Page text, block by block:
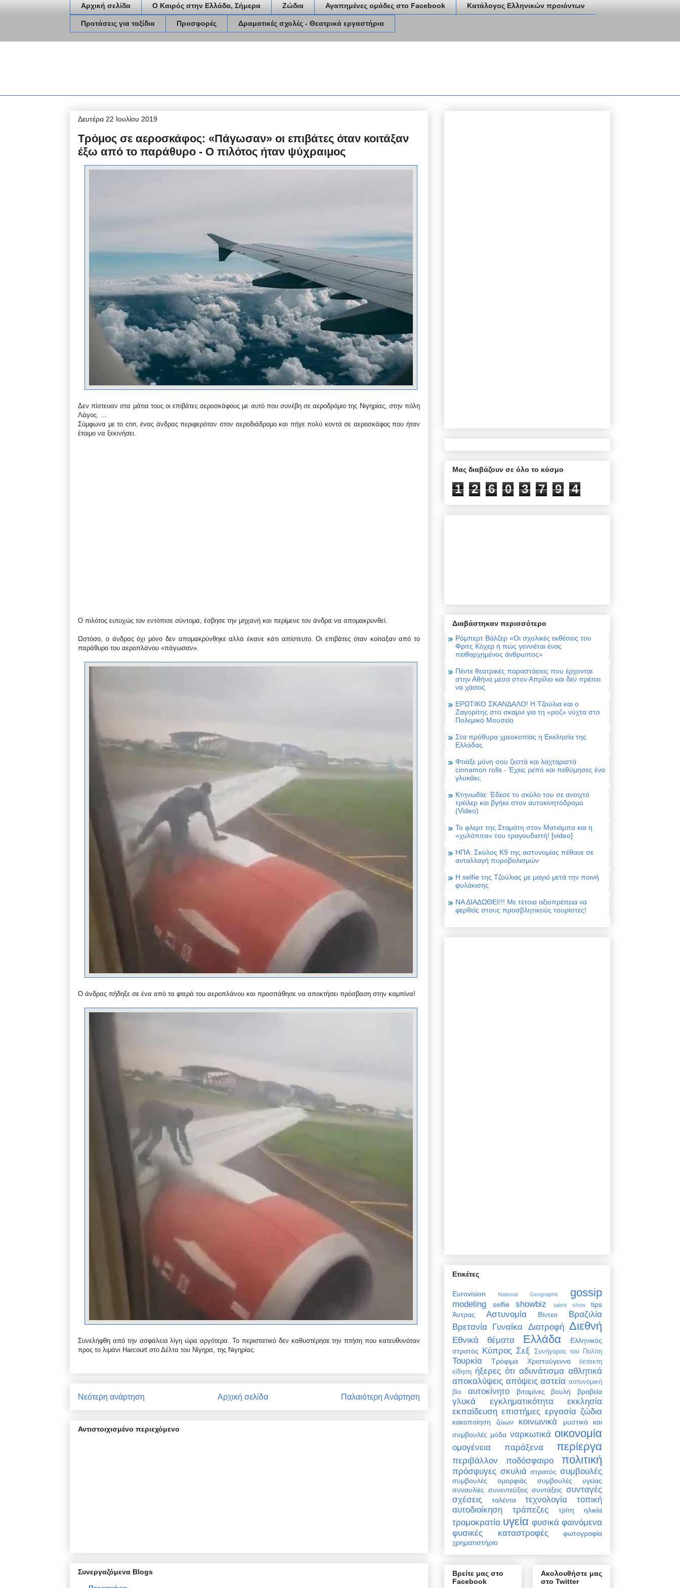
Αρχική σελίδα Ο Καιρός στην Ελλάδα, Σήμερα Ζώδια Αγαπημένες ομάδες στο Facebook Κατάλογος Ελληνικών προιόντων
Προτάσεις για ταξίδια Προσφορές Δραματικές σχολές - Θεατρικά εργαστήρια
Δευτέρα 22 Ιουλίου 2019
Τρόμος σε αεροσκάφος: «Πάγωσαν» οι επιβάτες όταν κοιτάξαν
έξω από το παράθυρο - Ο πιλότος ήταν ψύχραιμος
Δεν πίστευαν στα μάτια τους οι επιβάτες αεροσκάφους με αυτό που συνέβη σε αεροδρόμιο της Νιγηρίας, στην πόλη
Λάγος. ...
Σύμφωνα με το cnn, ένας άνδρας περιφερόταν στον αεροδιάδρομο και πήγε πολύ κοντά σε αεροσκάφος που ήταν
έτοιμο να ξεκινήσει.
Ο πιλότος ευτυχώς τον εντόπισε σύντομα, έσβησε την μηχανή και περίμενε τον άνδρα να απομακρυνθεί.
Ωστόσο, ο άνδρας όχι μόνο δεν απομακρύνθηκε αλλά έκανε κάτι απίστευτο. Οι επιβάτες όταν κοίταξαν από το
παράθυρο του αεροπλάνου «πάγωσαν».
Ο άνδρας πήδηξε σε ένα από τα φτερά του αεροπλάνου και προσπάθησε να αποκτήσει πρόσβαση στην καμπίνα!
Συνελήφθη από την ασφάλεια λίγη ώρα αργότερα. Το περιστατικό δεν καθυστέρησε την πτήση που κατευθυνόταν
προς το λιμάνι Harcourt στο Δέλτα του Νίγηρα, της Νιγηρίας.
Νεότερη ανάρτηση Παλαιότερη Ανάρτηση
Αρχική σελίδα
Αντιστοιχισμένο περιεχόμενο
Συνεργαζόμενα Blogs
Μας διαβάζουν σε όλο το κόσμο
1 2 6 0 3 7 9 4
Διαβάστηκαν περισσότερο
Ρόμπερτ Βάλζερ «Οι σχολικές εκθέσεις του
Φριτς Κόχερ ή πώς γεννιέται ένας
πειθαρχημένος άνθρωπος»
Πέντε θεατρικές παραστάσεις που έρχονται
στην Αθήνα μέσα στον Απρίλιο και δεν πρέπει
να χάσεις
ΕΡΩΤΙΚΟ ΣΚΑΝΔΑΛΟ! Η Τζούλια και ο
Ζαγορίτης στο σκαμνί για τη «ροζ» νύχτα στο
Πολεμικό Μουσείο
Στα πρόθυρα χρεοκοπίας η Εκκλησία της
Ελλάδας
Φτιάξε μόνη σου ζεστά και λαχταριστά
cinnamon rolls - Έχεις ρεπό και πεθύμησες ένα
γλυκάκι;
Κτηνωδία: Έδεσε το σκύλο του σε ανοιχτό
τρέιλερ και βγήκε στον αυτοκινητόδρομο
(Video)
Το φλερτ της Σταμάτη στον Ματιάμπα και η
«χυλόπιτα» του τραγουδιστή! [video]
ΗΠΑ: Σκύλος Κ9 της αστυνομίας πέθανε σε
ανταλλαγή πυροβολισμών
Η selfie της Τζούλιας με μαγιό μετά την ποινή
φυλάκισης
ΝΑ ΔΙΑΔΩΘΕΙ!!! Με τέτοια αξιοπρέπεια να
φερθείς στους προσβλητικούς τουρίστες!
Ετικέτες
Eurovision National Geographic gossip
modeling selfie showbiz talent show
tips
Άντρας
Αστυνομία Βίντεο
Βραζιλία
Βρετανία Γυναίκα Διατροφή Διεθνή
Εθνικά θέματα Ελλάδα
Ελληνικός
στρατός Κύπρος Σεξ Συνήγορος του Πολίτη
Τουρκία Τρόφιμα Χριστούγεννα
έκτακτη
είδηση ήξερες ότι αδυνάτισμα αθλητικά
αποκαλύψεις απόψεις αστεία αστυνομική
βία
αυτοκίνητο βιταμίνες βουλή βραβεία
γλυκά εγκληματικότητα
εκκλησία
εκπαίδευση επιστήμες εργασία ζώδια
κακοποίηση ζώων κοινωνικά
μυστικά και
συμβουλές μόδα ναρκωτικά οικονομία
ομογένεια παράξενα περίεργα
περιβάλλον ποδόσφαιρο πολιτική
πρόσφυγες σκυλιά στρατός συμβουλές
συμβουλές ομορφιάς
συμβουλές υγείας
συναυλίες συνεντεύξεις συντάξεις συνταγές
σχέσεις
ταλέντα τεχνολογία
τοπική
αυτοδιοίκηση
τράπεζες τρίτη ηλικία
τρομοκρατία υγεία φυσικά φαινόμενα
φυσικές καταστροφές
φωτογραφία
χρηματιστήριο
Βρείτε μας στο
Facebook
Ακολουθήστε μας
στο Twitter